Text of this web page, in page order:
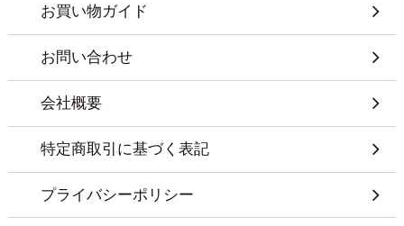
お買い物ガイド
お問い合わせ
会社概要
特定商取引に基づく表記
プライバシーポリシー